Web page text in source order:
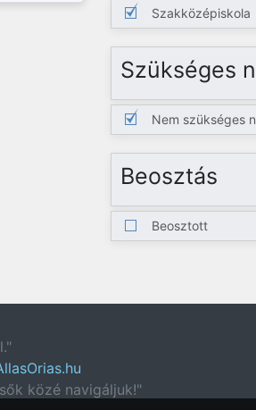
Szakközépiskola
Szükséges
Nem szükséges
Beosztás
Beosztott
közé navigáljuk!"